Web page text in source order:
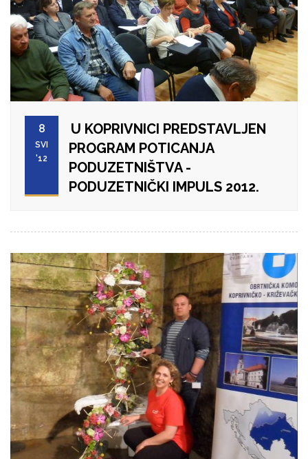
8
SVI
'12
U KOPRIVNICI PREDSTAVLJEN
PROGRAM POTICANJA
PODUZETNIŠTVA -
PODUZETNIČKI IMPULS 2012.